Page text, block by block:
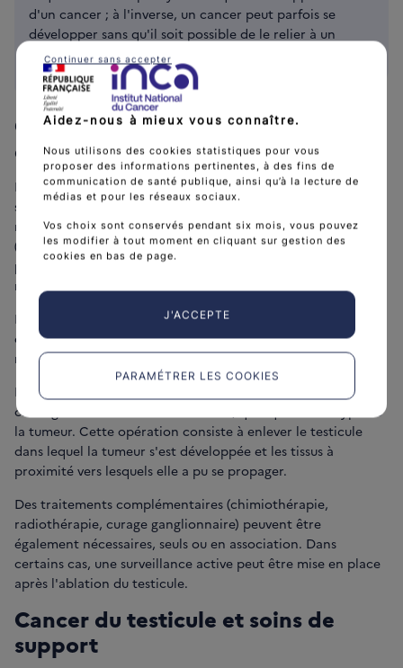
d'un cancer ; à l'inverse, un cancer peut parfois se
développer sans qu'il soit possible de le relier à un
facteur de risque connu.
Quels traitements pour un cancer
du testicule ?
Le choix des traitements est personnalisé et adapté à votre
situation. Plusieurs médecins de spécialités différentes se
réunissent en réunion de concertation pluridisciplinaire
(RCP) pour discuter des meilleures solutions de traitements
possibles dans votre cas. Ils se fondent pour cela sur des
recommandations de bonnes pratiques.
Dans tous les cas, votre prise en charge thérapeutique est
définie en accord avec vous, sur la base de l'avis rendu en
réunion de concertation pluridisciplinaire.
L'ablation du testicule atteint par une intervention
chirurgicale est le traitement initial, quel que soit le type de
la tumeur. Cette opération consiste à enlever le testicule
dans lequel la tumeur s'est développée et les tissus à
proximité vers lesquels elle a pu se propager.
Des traitements complémentaires (chimiothérapie,
radiothérapie, curage ganglionnaire) peuvent être
également nécessaires, seuls ou en association. Dans
certains cas, une surveillance active peut être mise en place
après l'ablation du testicule.
Cancer du testicule et soins de
support
Aidez-nous à mieux vous connaître.
Nous utilisons des cookies statistiques pour vous
proposer des informations pertinentes, à des fins de
communication de santé publique, ainsi qu’à la lecture de
médias et pour les réseaux sociaux.
Vos choix sont conservés pendant six mois, vous pouvez
les modifier à tout moment en cliquant sur gestion des
cookies en bas de page.
J'ACCEPTE
PARAMÉTRER LES COOKIES
Continuer sans accepter